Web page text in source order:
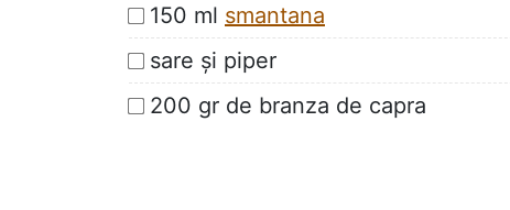
150 ml smantana
sare și piper
200 gr de branza de capra